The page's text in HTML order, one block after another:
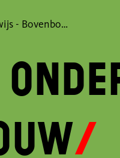
Primair onderwijs - Bovenbouw